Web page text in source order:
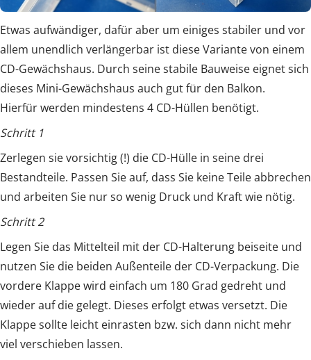
Etwas aufwändiger, dafür aber um einiges stabiler und vor
allem unendlich verlängerbar ist diese Variante von einem
CD-Gewächshaus. Durch seine stabile Bauweise eignet sich
dieses Mini-Gewächshaus auch gut für den Balkon.
Hierfür werden mindestens 4 CD-Hüllen benötigt.
Schritt 1
Zerlegen sie vorsichtig (!) die CD-Hülle in seine drei
Bestandteile. Passen Sie auf, dass Sie keine Teile abbrechen
und arbeiten Sie nur so wenig Druck und Kraft wie nötig.
Schritt 2
Legen Sie das Mittelteil mit der CD-Halterung beiseite und
nutzen Sie die beiden Außenteile der CD-Verpackung. Die
vordere Klappe wird einfach um 180 Grad gedreht und
wieder auf die gelegt. Dieses erfolgt etwas versetzt. Die
Klappe sollte leicht einrasten bzw. sich dann nicht mehr
viel verschieben lassen.